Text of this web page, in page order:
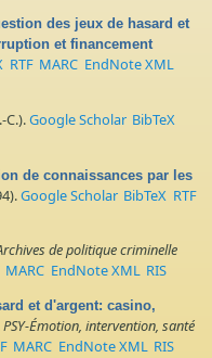
des jeux de hasard et
et financement
RTF MARC EndNote XML
C.).Google Scholar BibTeX
de connaissances par les
Google Scholar BibTeX RTF
de politique criminelle
MARC EndNote XML RIS
et d'argent: casino,
PSY-Émotion, intervention, santé
MARC EndNote XML RIS